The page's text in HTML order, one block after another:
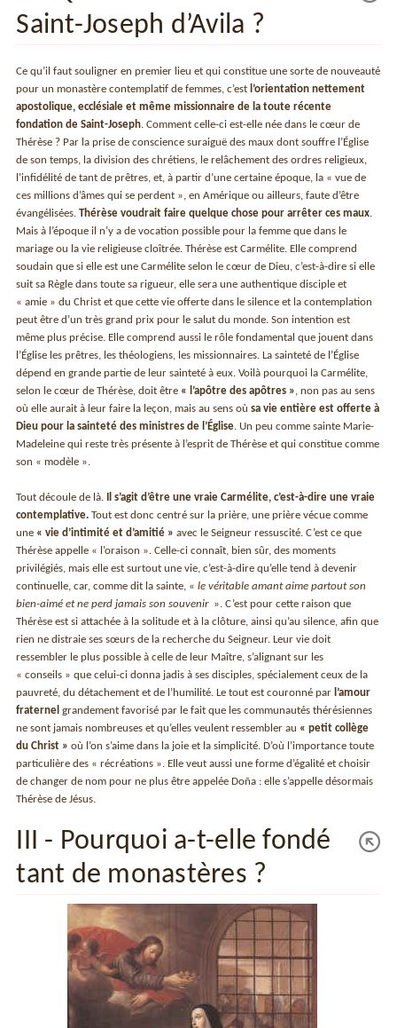
Saint-Joseph d’Avila ?
Ce qu’il faut souligner en premier lieu et qui constitue une sorte de nouveauté
pour un monastère contemplatif de femmes, c’est l’orientation nettement
apostolique, ecclésiale et même missionnaire de la toute récente
fondation de Saint-Joseph. Comment celle-ci est-elle née dans le cœur de
Thérèse ? Par la prise de conscience suraiguë des maux dont souffre l’Église
de son temps, la division des chrétiens, le relâchement des ordres religieux,
l’infidélité de tant de prêtres, et, à partir d’une certaine époque, la « vue de
ces millions d’âmes qui se perdent », en Amérique ou ailleurs, faute d’être
évangélisées.Thérèse voudrait faire quelque chose pour arrêter ces maux.
Mais à l’époque il n’y a de vocation possible pour la femme que dans le
mariage ou la vie religieuse cloîtrée. Thérèse est Carmélite. Elle comprend
soudain que si elle est une Carmélite selon le cœur de Dieu, c’est-à-dire si elle
suit sa Règle dans toute sa rigueur, elle sera une authentique disciple et
« amie » du Christ et que cette vie offerte dans le silence et la contemplation
peut être d’un très grand prix pour le salut du monde. Son intention est
même plus précise. Elle comprend aussi le rôle fondamental que jouent dans
l’Église les prêtres, les théologiens, les missionnaires. La sainteté de l’Église
dépend en grande partie de leur sainteté à eux. Voilà pourquoi la Carmélite,
selon le cœur de Thérèse, doit être « l’apôtre des apôtres », non pas au sens
où elle aurait à leur faire la leçon, mais au sens oùsa vie entière est offerte à
Dieu pour la sainteté des ministres de l’Église. Un peu comme sainte Marie-
Madeleine qui reste très présente à l’esprit de Thérèse et qui constitue comme
son « modèle ».
Tout découle de là.
Il s’agit d’être une vraie Carmélite, c’est-à-dire une vraie
contemplative.Tout est donc centré sur la prière, une prière vécue comme
une « vie d’intimité et d’amitié » avec le Seigneur ressuscité. C’est ce que
Thérèse appelle « l’oraison ». Celle-ci connaît, bien sûr, des moments
privilégiés, mais elle est surtout une vie, c’est-à-dire qu’elle tend à devenir
continuelle, car, comme dit la sainte, «le véritable amant aime partout son
bien-aimé et ne perd jamais son souvenir ». C’est pour cette raison que
Thérèse est si attachée à la solitude et à la clôture, ainsi qu’au silence, afin que
rien ne distraie ses sœurs de la recherche du Seigneur. Leur vie doit
ressembler le plus possible à celle de leur Maître, s’alignant sur les
« conseils » que celui-ci donna jadis à ses disciples, spécialement ceux de la
pauvreté, du détachement et de l’humilité. Le tout est couronné par l’amour
fraternel grandement favorisé par le fait que les communautés thérésiennes
ne sont jamais nombreuses et qu’elles veulent ressembler au « petit collège
du Christ » où l’on s’aime dans la joie et la simplicité. D’où l’importance toute
particulière des « récréations ». Elle veut aussi une forme d’égalité et choisir
de changer de nom pour ne plus être appelée Doña : elle s’appelle désormais
Thérèse de Jésus.
III - Pourquoi a-t-elle fondé
tant de monastères ?